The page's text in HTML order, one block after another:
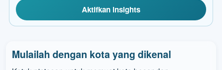
Aktifkan insights
Mulailah dengan kota yang dikenal